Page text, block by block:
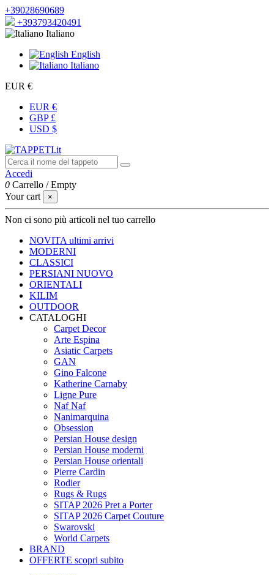
+39028690689
+393793420491
Italiano
English
Italiano
EUR €
EUR €
GBP £
USD $
Accedi
0 Carrello /Empty
Your cart
×
Non ci sono più articoli nel tuo carrello
NOVITA ultimi arrivi
MODERNI
CLASSICI
PERSIANI NUOVO
ORIENTALI
KILIM
OUTDOOR
CATALOGHI
Carpet Decor
Arte Espina
Asiatic Carpets
GAN
Gino Falcone
Katherine Carnaby
Ligne Pure
Naf Naf
Nanimarquina
Obsession
Persian House design
Persian House moderni
Persian House orientali
Pierre Cardin
Rodier
Rugs & Rugs
SITAP 2026 Pret a Porter
SITAP 2026 Carpet Couture
Swarovski
World Carpets
BRAND
OFFERTE scopri subito